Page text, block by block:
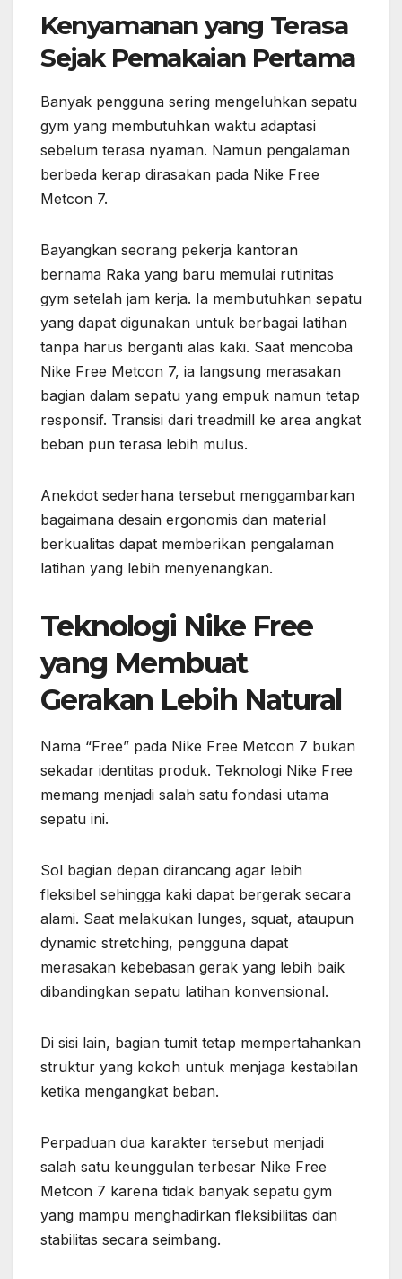
Kenyamanan yang Terasa
Sejak Pemakaian Pertama
Banyak pengguna sering mengeluhkan sepatu
gym yang membutuhkan waktu adaptasi
sebelum terasa nyaman. Namun pengalaman
berbeda kerap dirasakan pada Nike Free
Metcon 7.
Bayangkan seorang pekerja kantoran
bernama Raka yang baru memulai rutinitas
gym setelah jam kerja. Ia membutuhkan sepatu
yang dapat digunakan untuk berbagai latihan
tanpa harus berganti alas kaki. Saat mencoba
Nike Free Metcon 7, ia langsung merasakan
bagian dalam sepatu yang empuk namun tetap
responsif. Transisi dari treadmill ke area angkat
beban pun terasa lebih mulus.
Anekdot sederhana tersebut menggambarkan
bagaimana desain ergonomis dan material
berkualitas dapat memberikan pengalaman
latihan yang lebih menyenangkan.
Teknologi Nike Free
yang Membuat
Gerakan Lebih Natural
Nama “Free” pada Nike Free Metcon 7 bukan
sekadar identitas produk. Teknologi Nike Free
memang menjadi salah satu fondasi utama
sepatu ini.
Sol bagian depan dirancang agar lebih
fleksibel sehingga kaki dapat bergerak secara
alami. Saat melakukan lunges, squat, ataupun
dynamic stretching, pengguna dapat
merasakan kebebasan gerak yang lebih baik
dibandingkan sepatu latihan konvensional.
Di sisi lain, bagian tumit tetap mempertahankan
struktur yang kokoh untuk menjaga kestabilan
ketika mengangkat beban.
Perpaduan dua karakter tersebut menjadi
salah satu keunggulan terbesar Nike Free
Metcon 7 karena tidak banyak sepatu gym
yang mampu menghadirkan fleksibilitas dan
stabilitas secara seimbang.